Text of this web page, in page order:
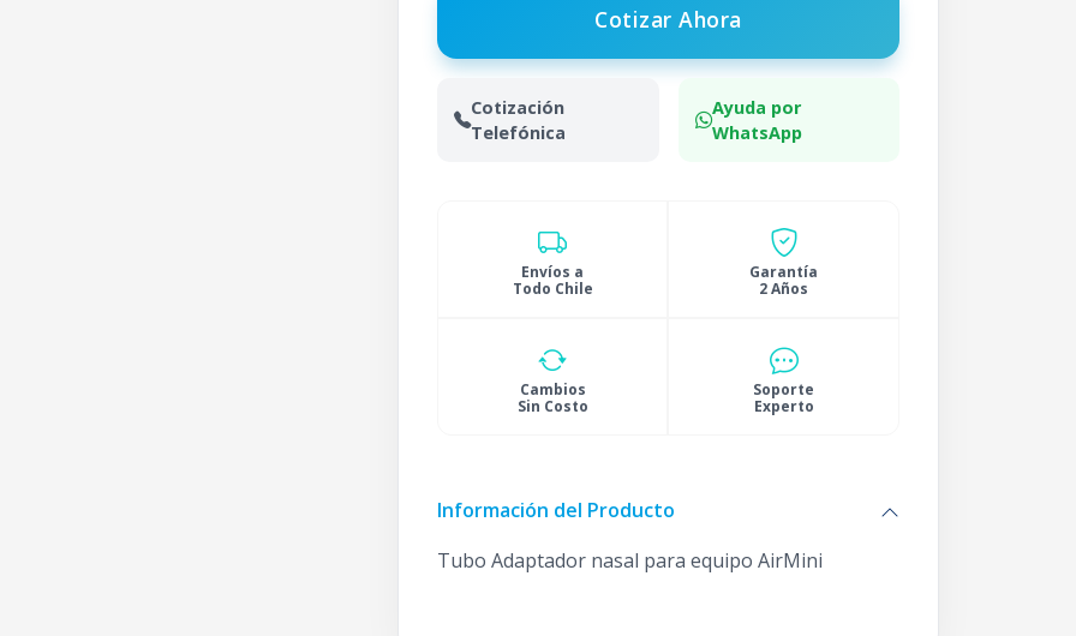
Cotizar Ahora
Cotización
Telefónica
Ayuda por
WhatsApp
Envíos a
Todo Chile
Garantía
2 Años
Cambios
Sin Costo
Soporte
Experto
Información del Producto
Tubo Adaptador nasal para equipo AirMini